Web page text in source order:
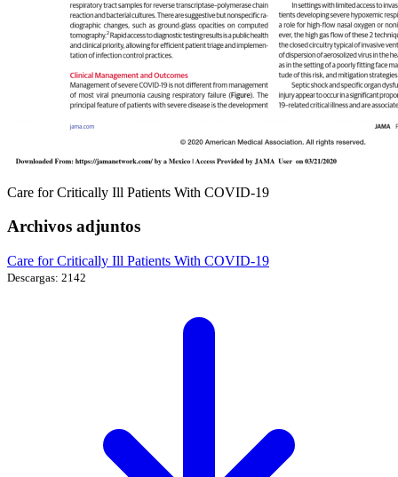
Care for Critically Ill Patients With COVID-19
Archivos adjuntos
Care for Critically Ill Patients With COVID-19
Descargas: 2142